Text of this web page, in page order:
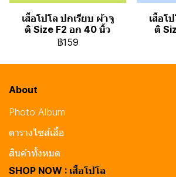
เสื้อโปโล ปกเรียบ ผ้าจู
ติ Size F2 อก 40 นิ้ว
฿159
เสื้อโ
ติ
About
Photo Album
ตารางไซส์เสื้อ
สินค้าทั้งหมด
SHOP NOW : เสื้อโปโล